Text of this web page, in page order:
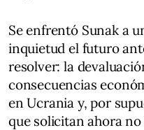
Se enfrentó Sunak a
inquietud el futuro
resolver: la
consecuencias
en Ucrania y, por
que solicitan ahora